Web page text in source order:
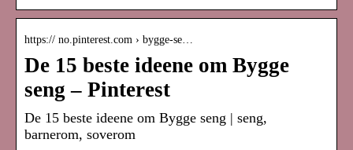
https:// no.pinterest.com › bygge-se…
De 15 beste ideene om Bygge
seng – Pinterest
De 15 beste ideene om Bygge seng | seng,
barnerom, soverom